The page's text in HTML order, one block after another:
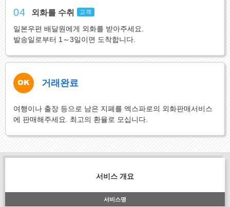
04 외화를 수취 고객
일본우편 배달원에게 외화를 받아주세요.
발송일로부터 1～3일이면 도착합니다.
거래완료
여행이나 출장 등으로 남은 지폐를 엑스파로의 외화판매서비스
에 판매해주세요. 최고의 환율로 모십니다.
서비스 개요
서비스명